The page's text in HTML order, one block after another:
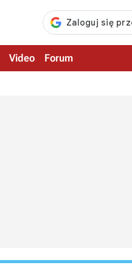
Video Forum